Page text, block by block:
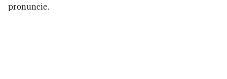
pronuncie.